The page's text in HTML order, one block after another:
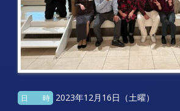
日 時 2023年12月16日（土曜）